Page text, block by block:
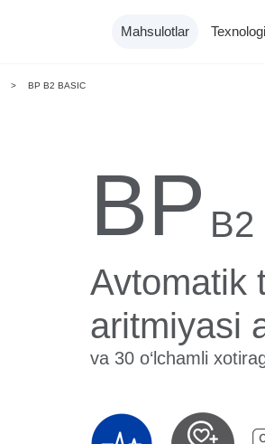
Mahsulotlar
Tonometrlar
> BP B2 BASIC
BP B2
Avtomatik
aritmiyasi
va 30 o‘lchamli